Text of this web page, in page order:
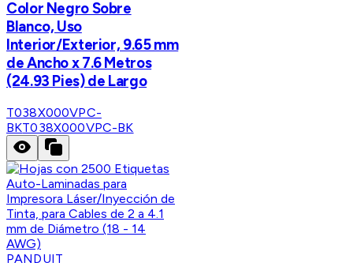
Color Negro Sobre
Blanco, Uso
Interior/Exterior, 9.65 mm
de Ancho x 7.6 Metros
(24.93 Pies) de Largo
T038X000VPC-
BKT038X000VPC-BK
PANDUIT